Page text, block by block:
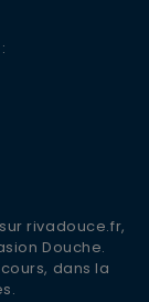
rivadouce.fr,
Douche.
dans la